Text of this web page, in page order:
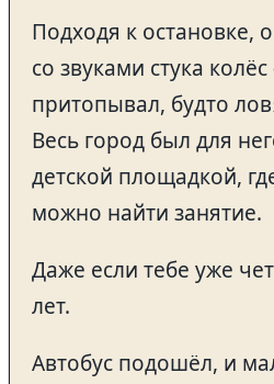
Подходя к остановке,
со звуками стука
притопывал, будто
Весь город был для
детской площадкой,
можно найти занятие.
Даже если тебе уже
лет.
Автобус подошёл, и